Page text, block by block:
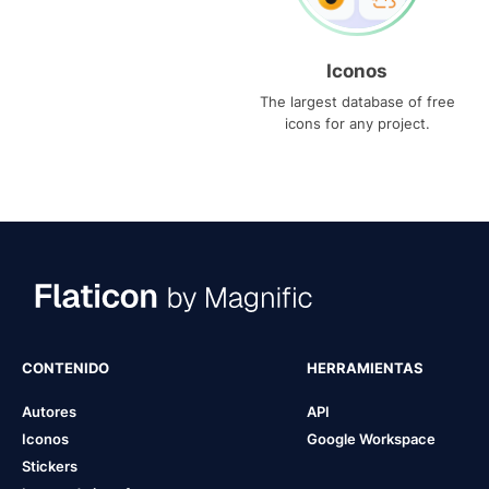
Iconos
The largest database of free
icons for any project.
CONTENIDO
Autores
Iconos
Stickers
HERRAMIENTAS
API
Google Workspace